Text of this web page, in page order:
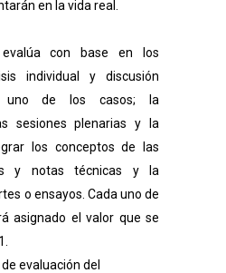
en la vida real.
con base en los
individual y discusión
uno de los casos; la
sesiones plenarias y la
los conceptos de las
y notas técnicas y la
o ensayos. Cada uno de
asignado el valor que se
evaluación del